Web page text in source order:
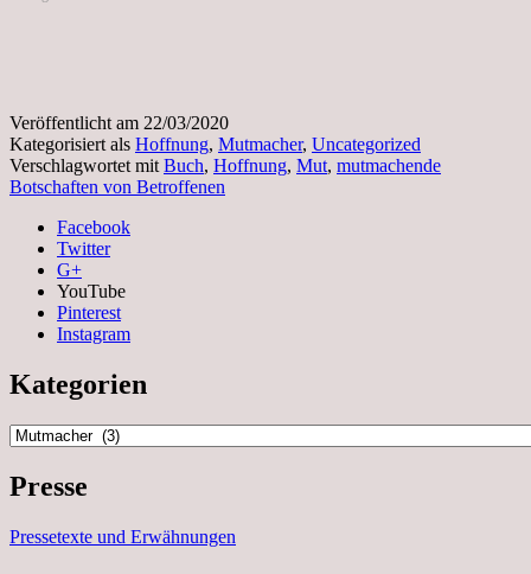
Veröffentlicht am 22/03/2020
Kategorisiert als Hoffnung, Mutmacher, Uncategorized
Verschlagwortet mitBuch, Hoffnung, Mut, mutmachende
Botschaften von Betroffenen
Facebook
Twitter
G+
YouTube
Pinterest
Instagram
Kategorien
Kategorien
Presse
Pressetexte und Erwähnungen